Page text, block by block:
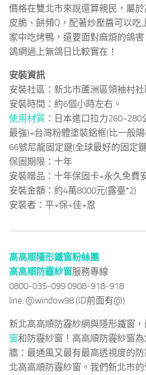
價格在雙北市來說還算親民，屬
皮脆、餅頻Q，配著炒壓醬可以吃
家中吃烤鴨，還要面對麻煩的鴿
鴿網過上無鴿日比較實在！
安裝資訊
安裝社區：新北市蘆洲區領袖村社
安裝時間：約6個小時左右。
使用材質 ：日本進口拉力
最強)+台灣粉體塗裝鋁框(比一般
66號尼龍固定鍵(全球最好的固定
保固期限：十年
安裝贈品：十年保固卡+永久免費
安裝金額：約4萬8000元(露臺*2)
安裝者：平+保+佳+恩
高高順隱形鐵窗粉絲團
高高順防霾紗窗服務專線
0800-035-099 0908-918-918
line: @window98 (ID前面有@)
新北高高順防霾紗網與隱形鐵窗
窗和防霾紗窗！高高順防霾紗窗
牆：最通風又最有最高透視度的
北高高順防霾紗窗。我們新北市的